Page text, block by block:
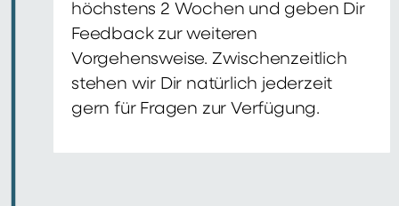
höchstens 2 Wochen und geben Dir
Feedback zur weiteren
Vorgehensweise. Zwischenzeitlich
stehen wir Dir natürlich jederzeit
gern für Fragen zur Verfügung.